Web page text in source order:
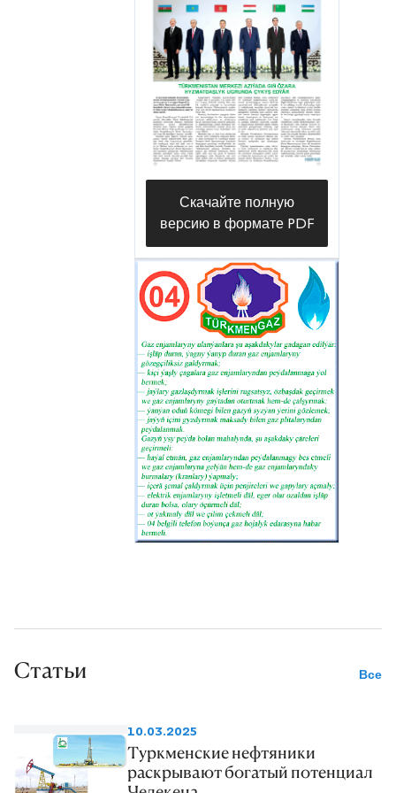
Вдоль участка Мары —
Туркменабат скоростной
трассы, отвечающей самым
строгим международным
требованиям, была развернута
сеть современных объектов
дорожного сервиса. В их числе
— новые автозаправочные
станции (АЗС), которые уже
начали предоставлять услуги
населению.
Скачайте полную
версию в формате PDF
Статьи Все
10.03.2025
Туркменские нефтяники
раскрывают богатый потенциал